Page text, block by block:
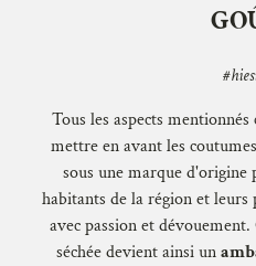
Tous les aspects
mettre en avant les
sous une marque d'origine
habitants de la région et
avec passion et
séchée devient ainsi un